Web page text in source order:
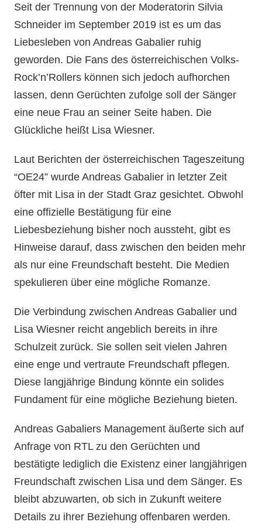
Seit der Trennung von der Moderatorin Silvia
Schneider im September 2019 ist es um das
Liebesleben von Andreas Gabalier ruhig
geworden. Die Fans des österreichischen Volks-
Rock’n’Rollers können sich jedoch aufhorchen
lassen, denn Gerüchten zufolge soll der Sänger
eine neue Frau an seiner Seite haben. Die
Glückliche heißt Lisa Wiesner.
Laut Berichten der österreichischen Tageszeitung
“OE24” wurde Andreas Gabalier in letzter Zeit
öfter mit Lisa in der Stadt Graz gesichtet. Obwohl
eine offizielle Bestätigung für eine
Liebesbeziehung bisher noch aussteht, gibt es
Hinweise darauf, dass zwischen den beiden mehr
als nur eine Freundschaft besteht. Die Medien
spekulieren über eine mögliche Romanze.
Die Verbindung zwischen Andreas Gabalier und
Lisa Wiesner reicht angeblich bereits in ihre
Schulzeit zurück. Sie sollen seit vielen Jahren
eine enge und vertraute Freundschaft pflegen.
Diese langjährige Bindung könnte ein solides
Fundament für eine mögliche Beziehung bieten.
Andreas Gabaliers Management äußerte sich auf
Anfrage von RTL zu den Gerüchten und
bestätigte lediglich die Existenz einer langjährigen
Freundschaft zwischen Lisa und dem Sänger. Es
bleibt abzuwarten, ob sich in Zukunft weitere
Details zu ihrer Beziehung offenbaren werden.